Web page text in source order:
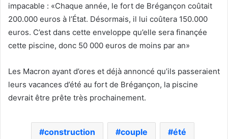
impacable : «Chaque année, le fort de Brégançon coûtait
200.000 euros à l’État. Désormais, il lui coûtera 150.000
euros. C’est dans cette enveloppe qu’elle sera finançée
cette piscine, donc 50 000 euros de moins par an»
Les Macron ayant d’ores et déjà annoncé qu’ils passeraient
leurs vacances d’été au fort de Brégançon, la piscine
devrait être prête très prochainement.
construction couple été